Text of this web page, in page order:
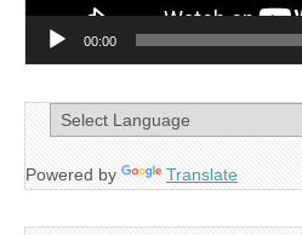
00:00
Powered by Translate